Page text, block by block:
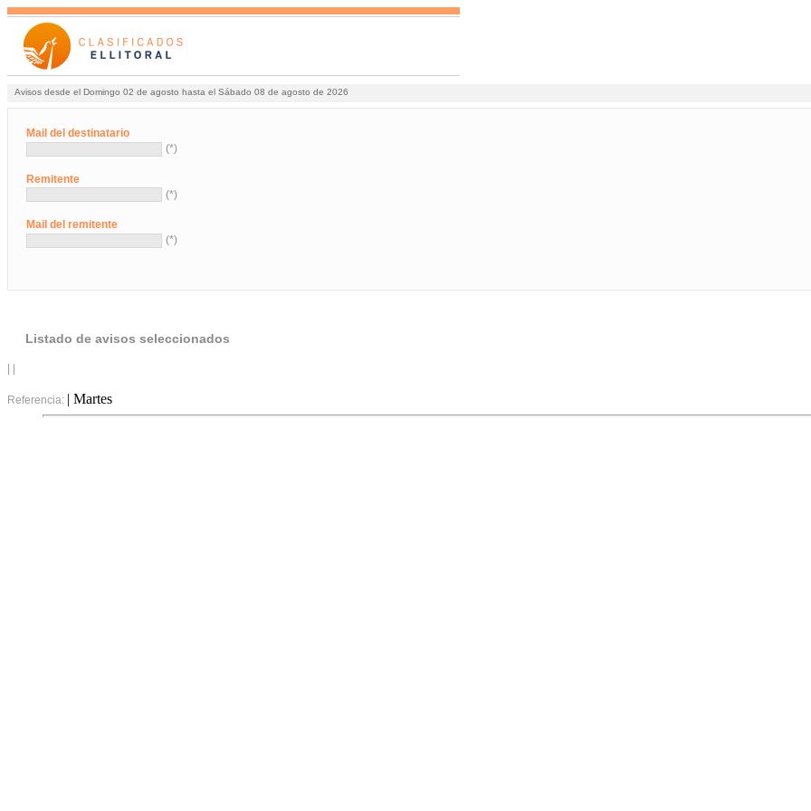
Avisos desde el Domingo 02 de agosto hasta el Sábado 08 de agosto de 2026
Mail del destinatario
(*)
Remitente
(*)
Mail del remitente
(*)
Listado de avisos seleccionados
Referencia: | Martes